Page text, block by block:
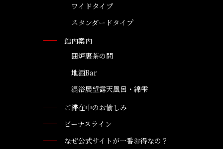
ワイドタイプ
スタンダードタイプ
館内案内
囲炉裏茶の間
地酒Bar
混浴展望露天風呂・綿雫
ご滞在中のお愉しみ
ビーナスライン
なぜ公式サイトが一番お得なの？